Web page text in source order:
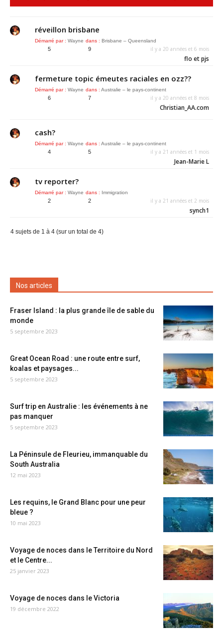
réveillon brisbane
Démarré par : Wayne dans : Brisbane – Queensland
5 9 il y a 20 années et 6 mois
flo et pjs
fermeture topic émeutes raciales en ozz??
Démarré par : Wayne dans : Australie – le pays-continent
6 7 il y a 20 années et 8 mois
Christian_AA.com
cash?
Démarré par : Wayne dans : Australie – le pays-continent
4 5 il y a 21 années et 1 mois
Jean-Marie L
tv reporter?
Démarré par : Wayne dans : Immigration
2 2 il y a 21 années et 2 mois
synch1
4 sujets de 1 à 4 (sur un total de 4)
Nos articles
Fraser Island : la plus grande île de sable du
monde
5 septembre 2023
Great Ocean Road : une route entre surf,
koalas et paysages...
5 septembre 2023
Surf trip en Australie : les événements à ne
pas manquer
5 septembre 2023
La Péninsule de Fleurieu, immanquable du
South Australia
12 mai 2023
Les requins, le Grand Blanc pour une peur
bleue ?
10 mai 2023
Voyage de noces dans le Territoire du Nord
et le Centre...
25 janvier 2023
Voyage de noces dans le Victoria
19 décembre 2022